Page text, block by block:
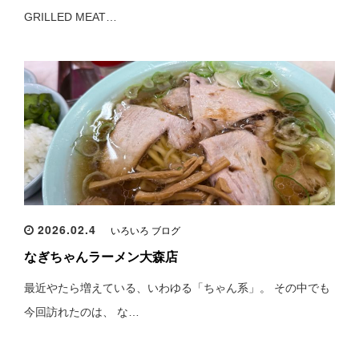
GRILLED MEAT…
2026.02.4 いろいろ ブログ
なぎちゃんラーメン大森店
最近やたら増えている、いわゆる「ちゃん系」。 その中でも
今回訪れたのは、 な…